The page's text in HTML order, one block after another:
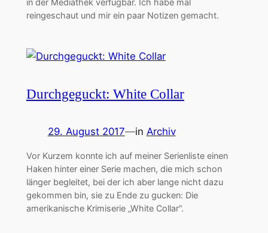
in der Mediathek verfügbar. Ich habe mal
reingeschaut und mir ein paar Notizen gemacht.
Durchgeguckt: White Collar
29. August 2017—in Archiv
Vor Kurzem konnte ich auf meiner Serienliste einen
Haken hinter einer Serie machen, die mich schon
länger begleitet, bei der ich aber lange nicht dazu
gekommen bin, sie zu Ende zu gucken: Die
amerikanische Krimiserie „White Collar“.